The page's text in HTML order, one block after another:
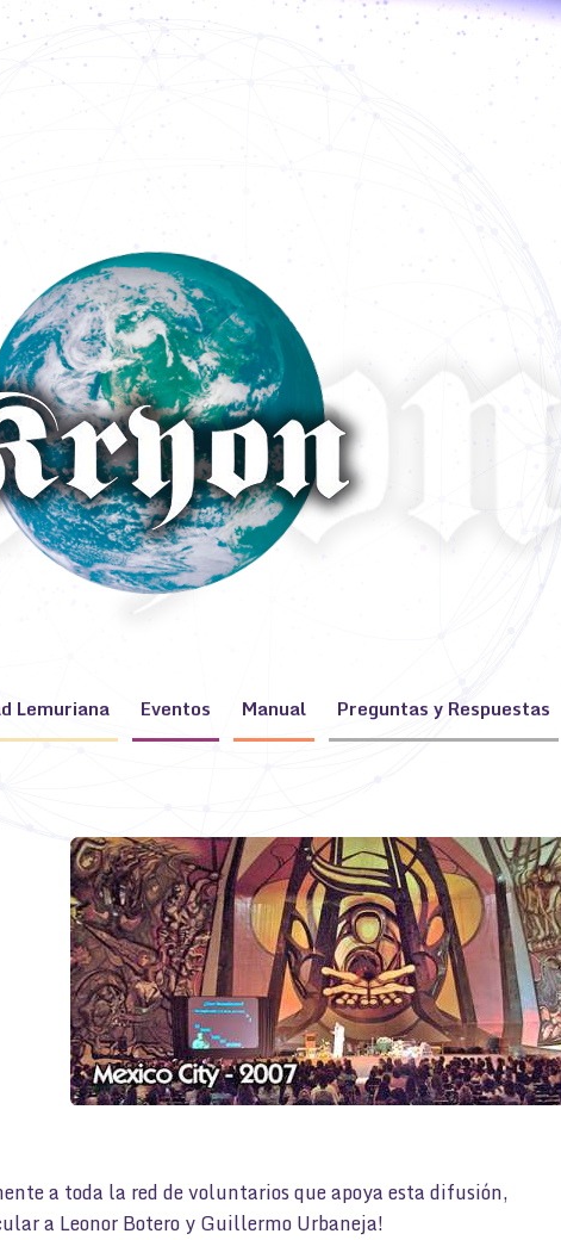
Lemuriana Eventos Manual Preguntas y Respuestas
a toda la red de voluntarios que apoya esta difusión,
a Leonor Botero y Guillermo Urbaneja!